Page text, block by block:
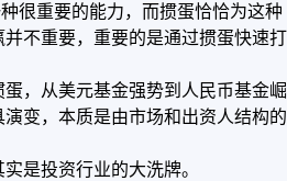
很重要的能力，而掼蛋恰恰为这种
不重要，重要的是通过掼蛋快速打
，从美元基金强势到人民币基金崛
变，本质是由市场和出资人结构的
是投资行业的大洗牌。